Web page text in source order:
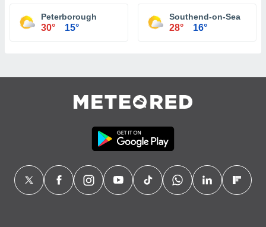
Peterborough
30° 15°
Southend-on-Sea
28° 16°